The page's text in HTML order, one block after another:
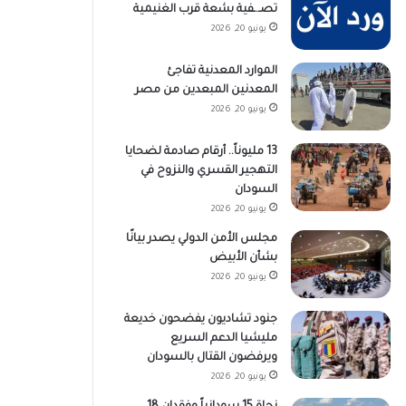
تصـ.ـفية بشعة قرب الغنيمية
يونيو 20, 2026
الموارد المعدنية تفاجئ
المعدنين المبعدين من مصر
يونيو 20, 2026
13 مليوناً.. أرقام صادمة لضحايا
التهجير القسري والنزوح في
السودان
يونيو 20, 2026
مجلس الأمن الدولي يصدر بيانًا
بشأن الأبيض
يونيو 20, 2026
جنود تشاديون يفضحون خديعة
مليشيا الدعم السريع
ويرفضون القتال بالسودان
يونيو 20, 2026